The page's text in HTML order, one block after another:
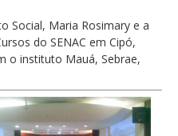
Social, Maria Rosimary e a
do SENAC em Cipó,
o instituto Mauá, Sebrae,